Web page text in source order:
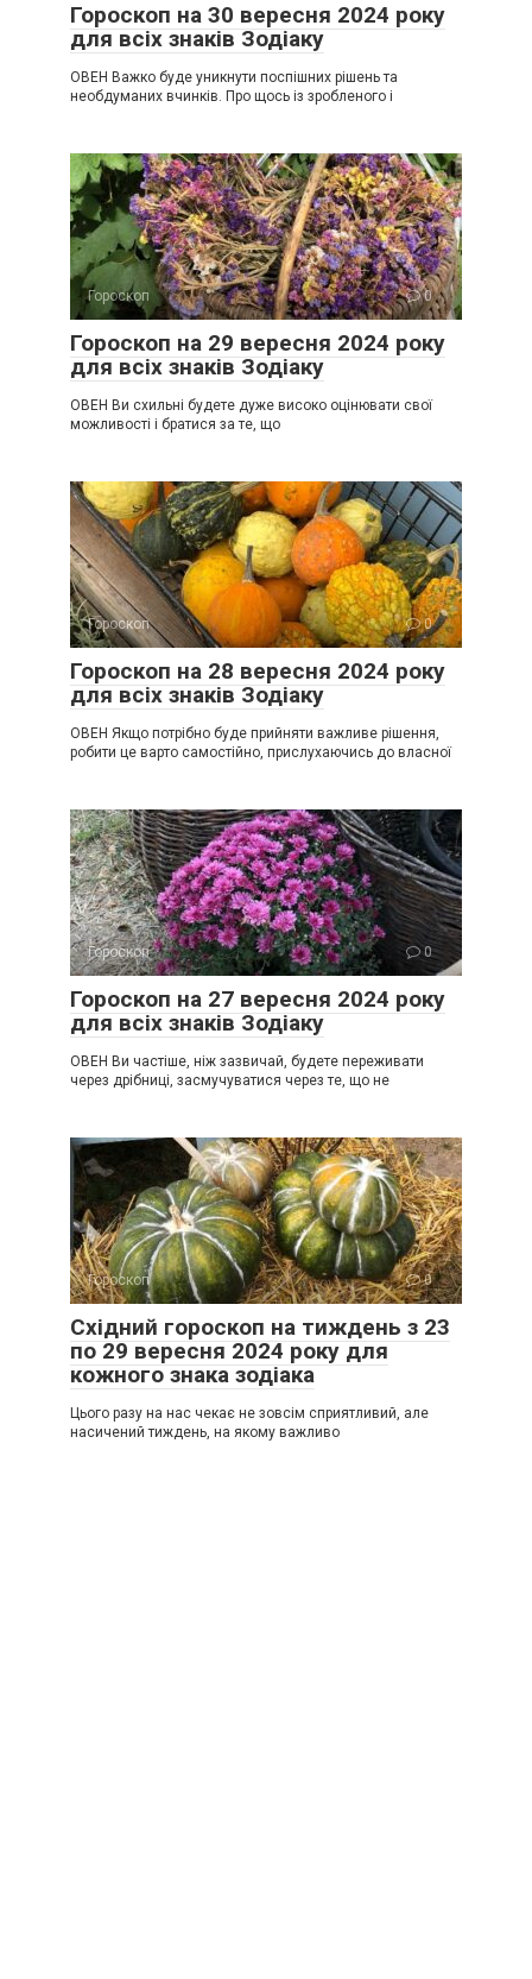
Гороскоп на 30 вересня 2024 року
для всіх знаків Зодіаку
ОВЕН Важко буде уникнути поспішних рішень та
необдуманих вчинків. Про щось із зробленого і
Гороскоп 0
Гороскоп на 29 вересня 2024 року
для всіх знаків Зодіаку
ОВЕН Ви схильні будете дуже високо оцінювати свої
можливості і братися за те, що
Гороскоп 0
Гороскоп на 28 вересня 2024 року
для всіх знаків Зодіаку
ОВЕН Якщо потрібно буде прийняти важливе рішення,
робити це варто самостійно, прислухаючись до власної
Гороскоп 0
Гороскоп на 27 вересня 2024 року
для всіх знаків Зодіаку
ОВЕН Ви частіше, ніж зазвичай, будете переживати
через дрібниці, засмучуватися через те, що не
Гороскоп 0
Східний гороскоп на тиждень з 23
по 29 вересня 2024 року для
кожного знака зодіака
Цього разу на нас чекає не зовсім сприятливий, але
насичений тиждень, на якому важливо